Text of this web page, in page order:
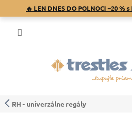
🔥 LEN DNES DO POLNOCI −20 % s
RH - univerzálne regály